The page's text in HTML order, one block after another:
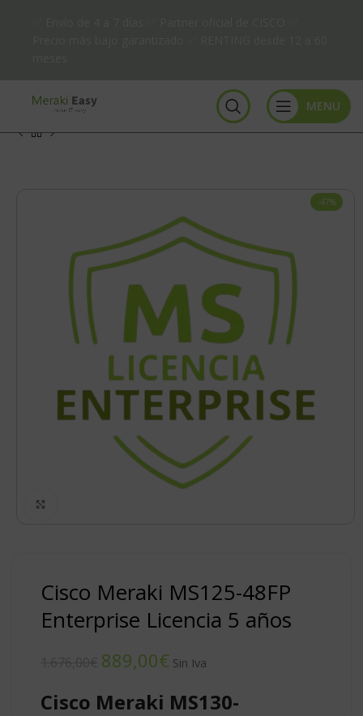
MENU
-47%
Cisco Meraki MS125-48FP
Enterprise Licencia 5 años
889,00€
Cisco Meraki MS130-